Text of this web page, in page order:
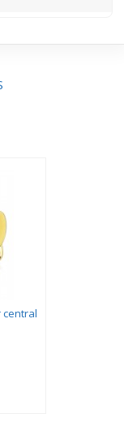
on préfère un
central